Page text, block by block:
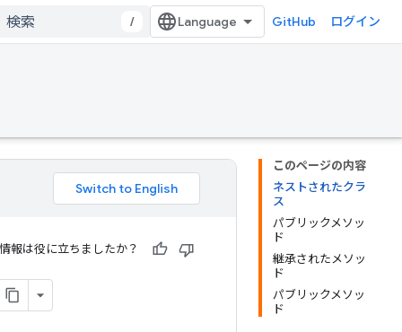
/ GitHub ログイン
このページの内容
ネストされたクラ
ス
パブリックメソッ
ド
継承されたメソッ
ド
パブリックメソッ
ド
報は役に立ちましたか？